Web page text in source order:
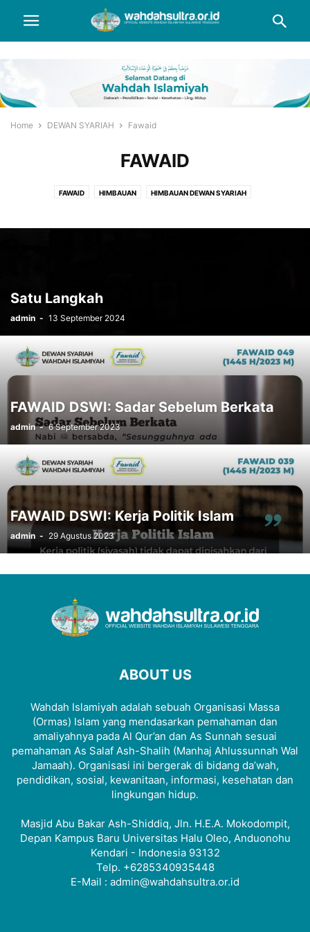
Home DEWAN SYARIAH Fawaid
FAWAID
FAWAID HIMBAUAN HIMBAUAN DEWAN SYARIAH
KONSULTASI SUSUNAN DEWAN SYARIAH
Satu Langkah
admin - 13 September 2024
FAWAID DSWI: Sadar Sebelum Berkata
admin - 6 September 2023
FAWAID DSWI: Kerja Politik Islam
admin - 29 Agustus 2023
ABOUT US
Wahdah Islamiyah adalah sebuah Organisasi Massa
(Ormas) Islam yang mendasarkan pemahaman dan
amaliyahnya pada Al Qur’an dan As Sunnah sesuai
pemahaman As Salaf Ash-Shalih (Manhaj Ahlussunnah Wal
Jamaah). Organisasi ini bergerak di bidang da’wah,
pendidikan, sosial, kewanitaan, informasi, kesehatan dan
lingkungan hidup.
Masjid Abu Bakar Ash-Shiddiq, Jln. H.E.A. Mokodompit,
Depan Kampus Baru Universitas Halu Oleo, Anduonohu
Kendari - Indonesia 93132
Telp. +6285340935448
E-Mail : admin@wahdahsultra.or.id